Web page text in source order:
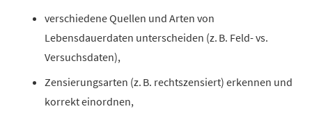
verschiedene Quellen und Arten von
Lebensdauerdaten unterscheiden (z. B. Feld- vs.
Versuchsdaten),
Zensierungsarten (z. B. rechtszensiert) erkennen und
korrekt einordnen,